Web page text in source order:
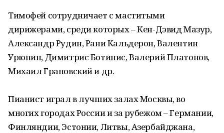
Тимофей сотрудничает с маститыми
дирижерами, среди которых – Кен-Дэвид Мазур,
Александр Рудин, Рани Кальдерон, Валентин
Урюпин, Димитрис Ботинис, Валерий Платонов,
Михаил Грановский и др.
Пианист играл в лучших залах Москвы, во
многих городах России и за рубежом – Германии,
Финляндии, Эстонии, Литвы, Азербайджана,